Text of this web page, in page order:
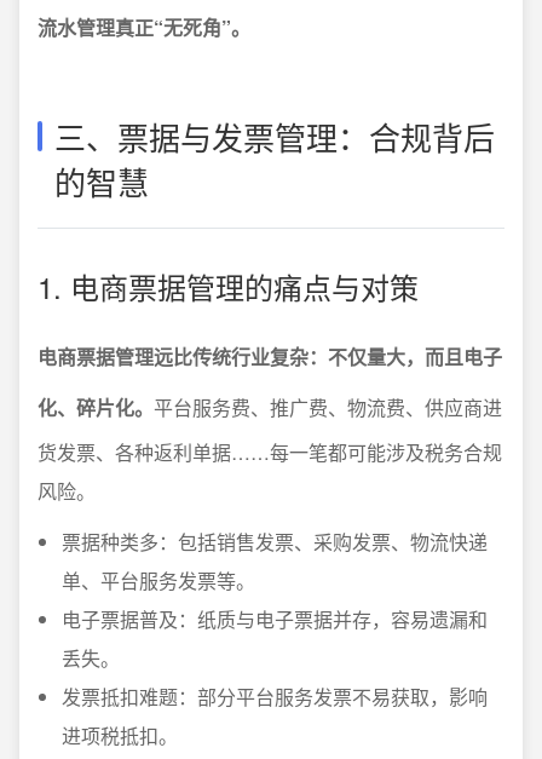
流水管理真正“无死角”。
三、票据与发票管理：合规背后
的智慧
1. 电商票据管理的痛点与对策
电商票据管理远比传统行业复杂：不仅量大，而且电子
化、碎片化。 平台服务费、推广费、物流费、供应商进
货发票、各种返利单据……每一笔都可能涉及税务合规
风险。
票据种类多：包括销售发票、采购发票、物流快递
单、平台服务发票等。
电子票据普及：纸质与电子票据并存，容易遗漏和
丢失。
发票抵扣难题：部分平台服务发票不易获取，影响
进项税抵扣。